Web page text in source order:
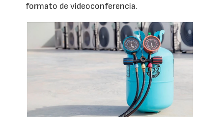
formato de videoconferencia.